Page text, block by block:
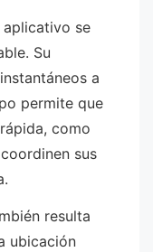
aplicativo se
Su
a
permite que
como
sus
resulta
ubicación